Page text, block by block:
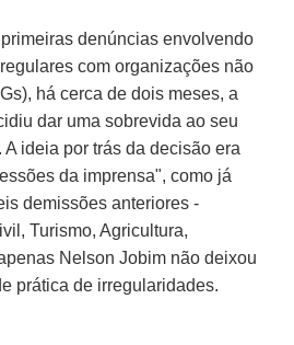
denúncias envolvendo
com organizações não
há cerca de dois meses, a
dar uma sobrevida ao seu
ideia por trás da decisão era
da imprensa", como já
demissões anteriores -
Turismo, Agricultura,
Nelson Jobim não deixou
prática de irregularidades.